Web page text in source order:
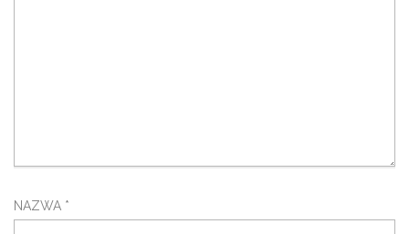
NAZWA *